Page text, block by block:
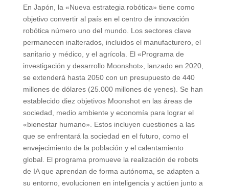
En Japón, la «Nueva estrategia robótica» tiene como
objetivo convertir al país en el centro de innovación
robótica número uno del mundo. Los sectores clave
permanecen inalterados, incluidos el manufacturero, el
sanitario y médico, y el agrícola. El «Programa de
investigación y desarrollo Moonshot», lanzado en 2020,
se extenderá hasta 2050 con un presupuesto de 440
millones de dólares (25.000 millones de yenes). Se han
establecido diez objetivos Moonshot en las áreas de
sociedad, medio ambiente y economía para lograr el
«bienestar humano». Estos incluyen cuestiones a las
que se enfrentará la sociedad en el futuro, como el
envejecimiento de la población y el calentamiento
global. El programa promueve la realización de robots
de IA que aprendan de forma autónoma, se adapten a
su entorno, evolucionen en inteligencia y actúen junto a